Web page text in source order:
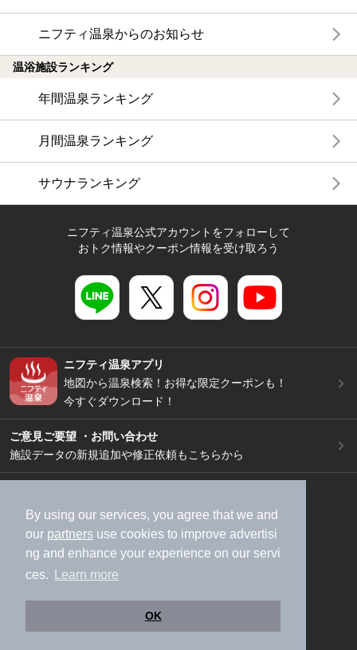
By using our services, you agree that we and
our partners use cookies to improve advertisi
ng and enhance your experience on our servi
ces.
Learn more
OK
ニフティ温泉からのお知らせ
温浴施設ランキング
年間温泉ランキング
月間温泉ランキング
サウナランキング
ニフティ温泉公式アカウントをフォローして
おトク情報やクーポン情報を受け取ろう
ニフティ温泉アプリ
地図から温泉検索！お得な限定クーポンも！
今すぐダウンロード！
ご意見ご要望 ・お問い合わせ
施設データの新規追加や修正依頼もこちらから
加盟店募集（資料請求）
広告出稿のご案内
利用規約
ライフスタイルMEMBERS+規約
特定商取引法に基づく表記
ヘルプ
採用情報
運営会社